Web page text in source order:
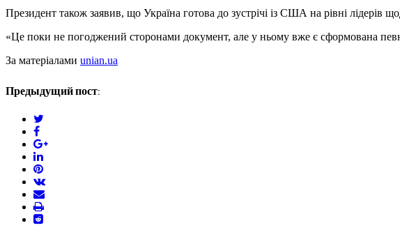
Президент також заявив, що Україна готова до зустрічі із США на рівні лідерів
«Це поки не погоджений сторонами документ, але у ньому вже є сформована
За матеріалами unian.ua
Предыдущий пост:
facebook
google+
linkedin
pinterest
vkontakte
email
print
reddit
reddit